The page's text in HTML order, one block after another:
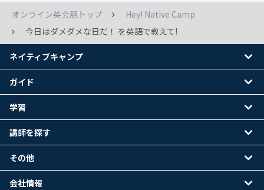
オンライン英会話トップ
Hey! Native Camp
今日はダメダメな日だ！ を英語で教えて!
ネイティブキャンプ
ガイド
学習
講師を探す
その他
会社情報